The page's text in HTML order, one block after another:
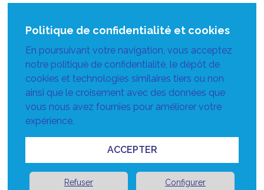
Politique de confidentialité et cookies
En poursuivant votre navigation, vous acceptez
notre politique de confidentialité, le dépôt de
cookies et technologies similaires tiers ou non
ainsi que le croisement avec des données que
vous nous avez fournies pour améliorer votre
expérience.
ACCEPTER
Refuser Configurer